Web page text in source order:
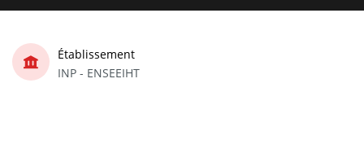
Établissement
INP - ENSEEIHT